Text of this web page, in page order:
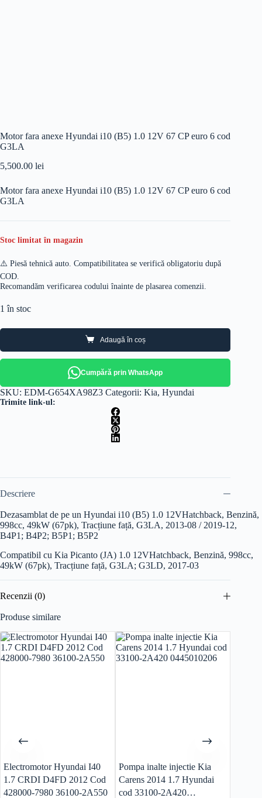
Motor fara anexe Hyundai i10 (B5) 1.0 12V 67 CP euro 6 cod
G3LA
5,500.00 lei
Motor fara anexe Hyundai i10 (B5) 1.0 12V 67 CP euro 6 cod
G3LA
Stoc limitat în magazin
⚠️ Piesă tehnică auto. Compatibilitatea se verifică obligatoriu după
COD.
Recomandăm verificarea codului înainte de plasarea comenzii.
1 în stoc
Adaugă în coș
Cumpără prin WhatsApp
SKU: EDM-G654XA98Z3 Categorii: Kia, Hyundai
Trimite link-ul:
Descriere
Dezasamblat de pe un Hyundai i10 (B5) 1.0 12VHatchback, Benzină,
998cc, 49kW (67pk), Tracțiune față, G3LA, 2013-08 / 2019-12,
B4P1; B4P2; B5P1; B5P2
Compatibil cu Kia Picanto (JA) 1.0 12VHatchback, Benzină, 998cc,
49kW (67pk), Tracțiune față, G3LA; G3LD, 2017-03
Recenzii (0)
Produse similare
Electromotor Hyundai I40
1.7 CRDI D4FD 2012 Cod
428000-7980 36100-2A550
Pompa inalte injectie Kia
Carens 2014 1.7 Hyundai
cod 33100-2A420